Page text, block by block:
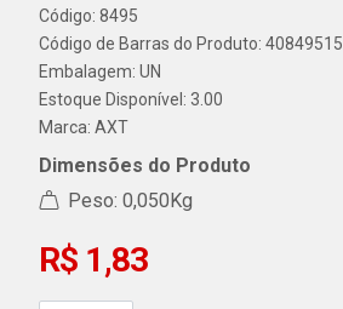
Código: 8495
Código de Barras do Produto: 40849515
Embalagem: UN
Estoque Disponível: 3.00
Marca: AXT
Dimensões do Produto
Peso: 0,050Kg
R$ 1,83